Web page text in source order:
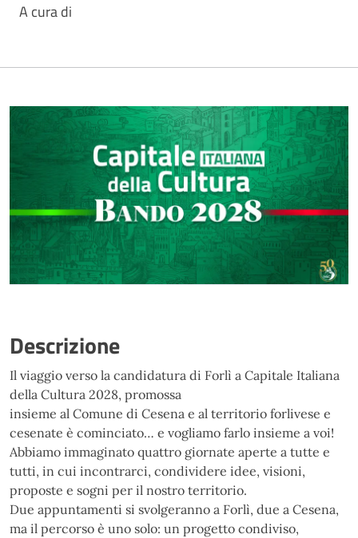
A cura di
Descrizione
Il viaggio verso la candidatura di Forlì a Capitale Italiana
della Cultura 2028, promossa
insieme al Comune di Cesena e al territorio forlivese e
cesenate è cominciato… e vogliamo farlo insieme a voi!
Abbiamo immaginato quattro giornate aperte a tutte e
tutti, in cui incontrarci, condividere idee, visioni,
proposte e sogni per il nostro territorio.
Due appuntamenti si svolgeranno a Forlì, due a Cesena,
ma il percorso è uno solo: un progetto condiviso,